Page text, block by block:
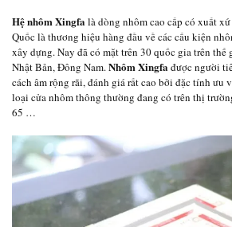
Hệ nhôm Xingfalà dòng nhôm cao cấp có xuất
Quốc là thương hiệu hàng đầu về các cấu kiện
xây dựng. Nay đã có mặt trên 30 quốc gia trên
Nhật Bản, Đông Nam.Nhôm Xingfađược người
cách âm rộng rãi, đánh giá rất cao bởi đặc tính
loại cửa nhôm thông thường đang có trên thị
65 …